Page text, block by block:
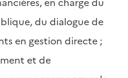
du dialogue de
en gestion directe ;
et de